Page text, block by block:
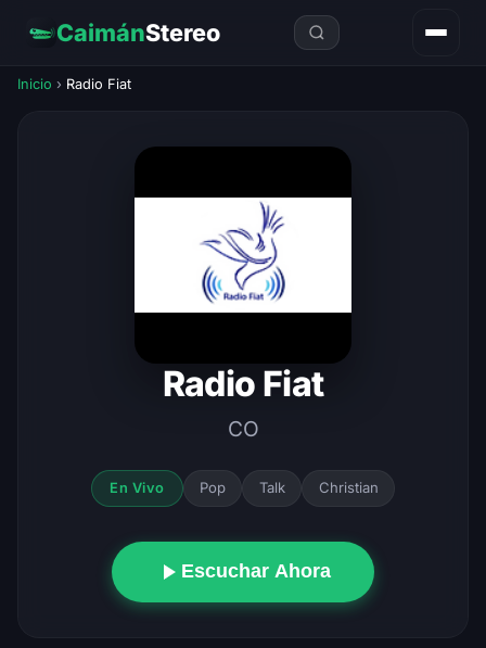
CaimánStereo
Inicio › Radio Fiat
Radio Fiat
CO
En Vivo Pop Talk Christian
Escuchar Ahora